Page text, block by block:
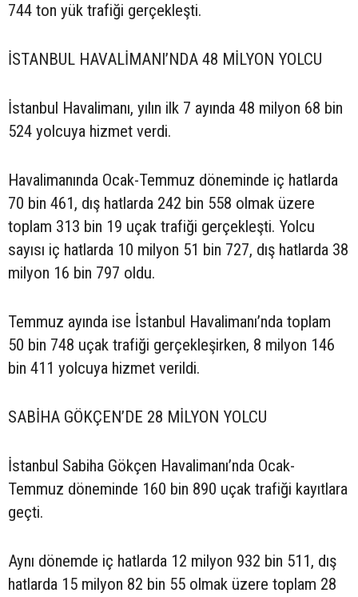
744 ton yük trafiği gerçekleşti.
İSTANBUL HAVALİMANI’NDA 48 MİLYON YOLCU
İstanbul Havalimanı, yılın ilk 7 ayında 48 milyon 68 bin
524 yolcuya hizmet verdi.
Havalimanında Ocak-Temmuz döneminde iç hatlarda
70 bin 461, dış hatlarda 242 bin 558 olmak üzere
toplam 313 bin 19 uçak trafiği gerçekleşti. Yolcu
sayısı iç hatlarda 10 milyon 51 bin 727, dış hatlarda 38
milyon 16 bin 797 oldu.
Temmuz ayında ise İstanbul Havalimanı’nda toplam
50 bin 748 uçak trafiği gerçekleşirken, 8 milyon 146
bin 411 yolcuya hizmet verildi.
SABİHA GÖKÇEN’DE 28 MİLYON YOLCU
İstanbul Sabiha Gökçen Havalimanı’nda Ocak-
Temmuz döneminde 160 bin 890 uçak trafiği kayıtlara
geçti.
Aynı dönemde iç hatlarda 12 milyon 932 bin 511, dış
hatlarda 15 milyon 82 bin 55 olmak üzere toplam 28